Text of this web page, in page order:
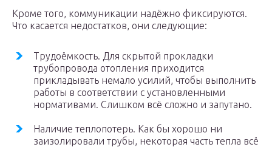
Кроме того, коммуникации надёжно фиксируются.
Что касается недостатков, они следующие:
Трудоёмкость. Для скрытой прокладки
трубопровода отопления приходится
прикладывать немало усилий, чтобы выполнить
работы в соответствии с установленными
нормативами. Слишком всё сложно и запутано.
Наличие теплопотерь. Как бы хорошо ни
заизолировали трубы, некоторая часть тепла всё